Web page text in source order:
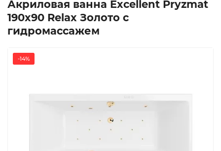
Акриловая ванна Excellent Pryzmat
190x90 Relax Золото с
гидромассажем
-14%